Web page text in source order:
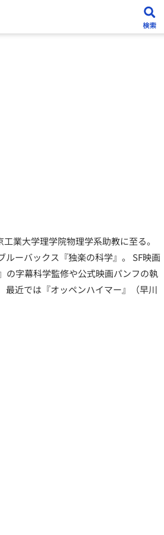
業大学理学院物理学系助教に至る。
ーバックス『独楽の科学』。 SF映画
の字幕科学監修や公式映画パンフの執
最近では『オッペンハイマー』（早川